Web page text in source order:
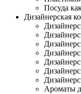
Посуда
Дизайнерская
Ароматы